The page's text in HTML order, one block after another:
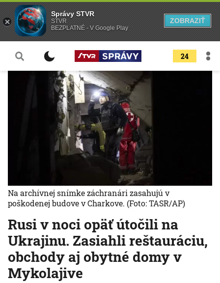
24
Rusi v noci opäť útočili na
Ukrajinu. Zasiahli reštauráciu,
obchody aj obytné domy v
Mykolajive
Na archívnej snímke záchranári zasahujú v
poškodenej budove v Charkove. (Foto: TASR/AP)
Správy STVR
STVR
BEZPLATNÉ - V Google Play
ZOBRAZIŤ